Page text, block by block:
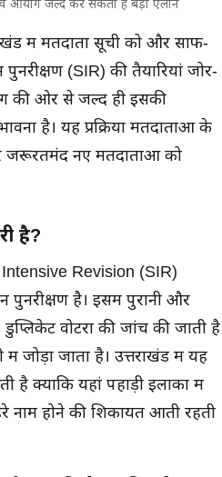
आयोग जल्द कर सकता है बड़ा ऐलान
में मतदाता सूची को और साफ-
(SIR) की तैयारियां जोर-
की ओर से जल्द ही इसकी
है। यह प्रक्रिया मतदाताओं के
जरूरतमंद नए मतदाताओं को
है?
Revision (SIR)
है। इसमें पुरानी और
वोटरों की जांच की जाती है
जोड़ा जाता है। उत्तराखंड में यह
है क्योंकि यहां पहाड़ी इलाकों में
नाम होने की शिकायतें आती रहती